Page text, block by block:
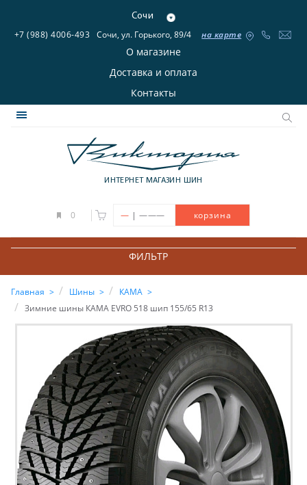
Сочи
+7 (988) 4006-493 Сочи, ул. Горького, 89/4 на карте
О магазине
Доставка и оплата
Контакты
ИНТЕРНЕТ МАГАЗИН ШИН
0 — | ——— корзина
ФИЛЬТР
Главная Шины
КАМА
Зимние шины КАМА EVRO 518 шип 155/65 R13